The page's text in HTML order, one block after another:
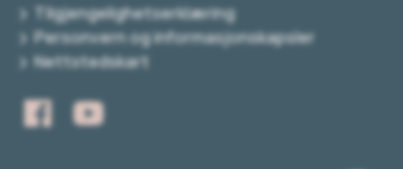
Tilgjengelighetserklæring
Personvern og informasjonskapsler
Nettstedskart